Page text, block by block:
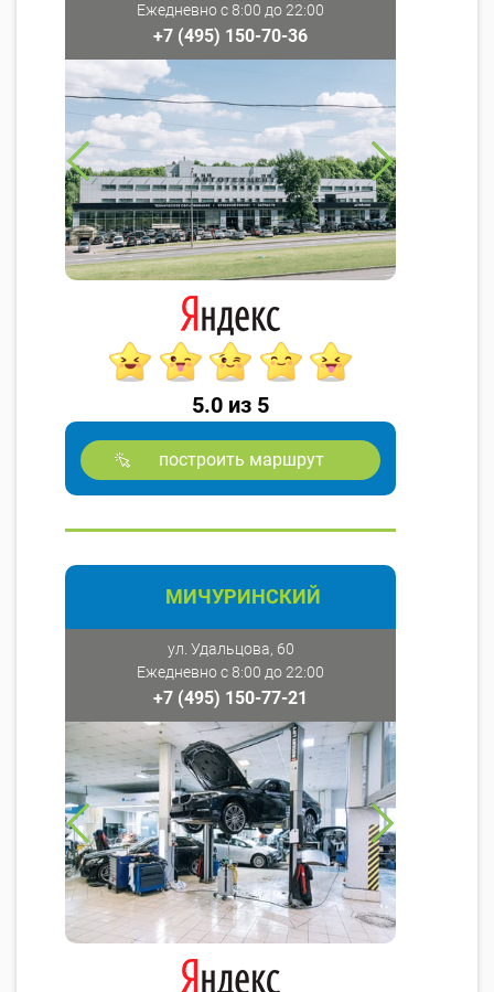
Ежедневно с 8:00 до 22:00
+7 (495) 150-70-36
5.0 из 5
построить маршрут
МИЧУРИНСКИЙ
ул. Удальцова, 60
Ежедневно с 8:00 до 22:00
+7 (495) 150-77-21